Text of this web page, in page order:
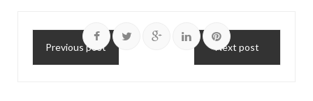
Previous post Next post